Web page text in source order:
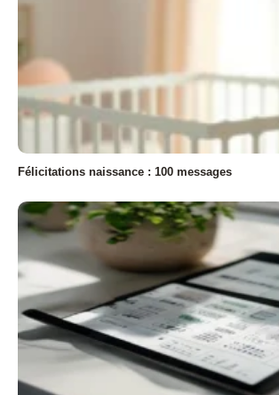
Félicitations naissance : 100 messages